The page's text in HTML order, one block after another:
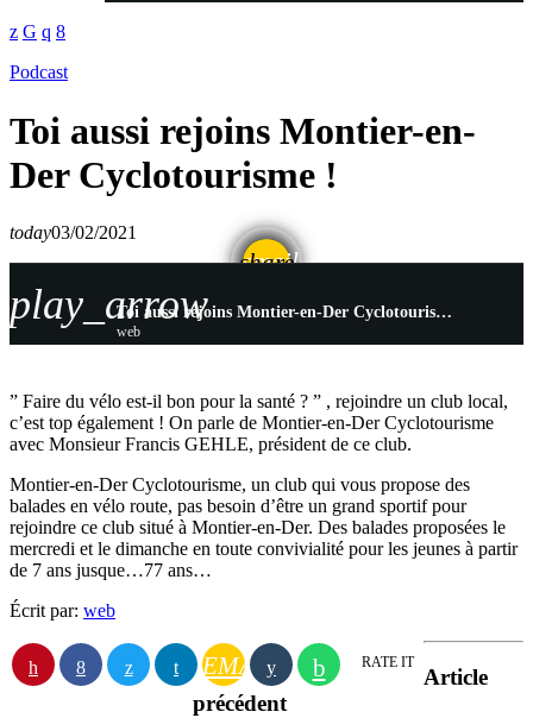
Podcast
Toi aussi rejoins Montier-en-
Der Cyclotourisme !
today03/02/2021
share
email
play_arrow Toi aussi rejoins Montier-en-Der Cyclotourisme !
web
” Faire du vélo est-il bon pour la santé ? ” , rejoindre un club local,
c’est top également ! On parle de Montier-en-Der Cyclotourisme
avec Monsieur Francis GEHLE, président de ce club.
Montier-en-Der Cyclotourisme, un club qui vous propose des
balades en vélo route, pas besoin d’être un grand sportif pour
rejoindre ce club situé à Montier-en-Der. Des balades proposées le
mercredi et le dimanche en toute convivialité pour les jeunes à partir
de 7 ans jusque…77 ans…
Écrit par: web
EMAIL RATE IT
Article
précédent